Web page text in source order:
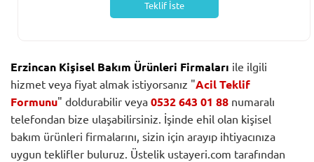
Teklif İste
Erzincan Kişisel Bakım Ürünleri Firmaları ile ilgili
hizmet veya fiyat almak istiyorsanız "Acil Teklif
Formunu" doldurabilir veya 0532 643 01 88 numaralı
telefondan bize ulaşabilirsiniz. İşinde ehil olan kişisel
bakım ürünleri firmalarını, sizin için arayıp ihtiyacınıza
uygun teklifler buluruz. Üstelik ustayeri.com tarafından